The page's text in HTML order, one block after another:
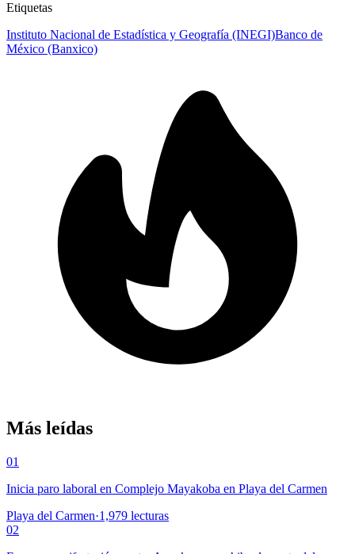
Etiquetas
Instituto Nacional de Estadística y Geografía (INEGI)Banco de
México (Banxico)
Más leídas
01
Inicia paro laboral en Complejo Mayakoba en Playa del Carmen
Playa del Carmen·1,979 lecturas
02